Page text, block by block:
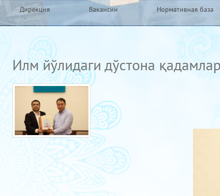
Дирекция Вакансии Нормативная база
Илм йўлидаги дўстона